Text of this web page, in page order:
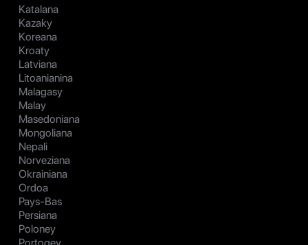
Katalana
Kazaky
Koreana
Kroaty
Latviana
Litoanianina
Malagasy
Malay
Masedoniana
Mongoliana
Nepali
Norveziana
Okrainiana
Ordoa
Pays-Bas
Persiana
Poloney